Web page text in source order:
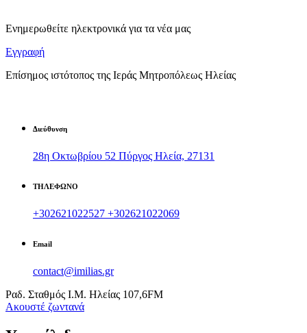
Ενημερωθείτε ηλεκτρονικά για τα νέα μας
Εγγραφή
Επίσημος ιστότοπος της Ιεράς Μητροπόλεως Ηλείας
Διεύθυνση
28η Οκτωβρίου 52 Πύργος Ηλεία, 27131
ΤΗΛΕΦΩΝΟ
+302621022527 +302621022069
Email
contact@imilias.gr
Ραδ. Σταθμός Ι.Μ. Ηλείας 107,6FM
Aκουστέ ζωντανά